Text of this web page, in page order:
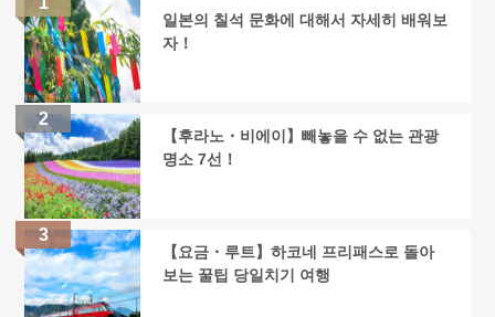
일본의 칠석 문화에 대해서 자세히 배워보
자！
【후라노・비에이】빼놓을 수 없는 관광
명소 7선！
【요금・루트】하코네 프리패스로 돌아
보는 꿀팁 당일치기 여행